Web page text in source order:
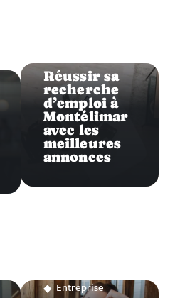
Réussir sa
recherche
d’emploi à
Montélimar
avec les
meilleures
annonces
Entreprise